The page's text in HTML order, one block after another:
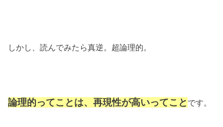
しかし、読んでみたら真逆。超論理的。
論理的ってことは、再現性が高いってこと です。